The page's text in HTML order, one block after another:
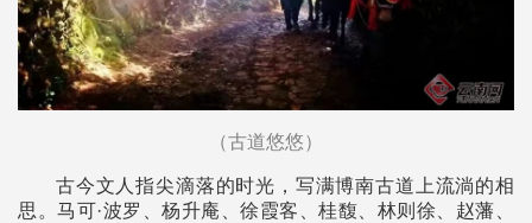
（古道悠悠）
古今文人指尖滴落的时光，写满博南古道上流淌的相
思。马可·波罗、杨升庵、徐霞客、桂馥、林则徐、赵藩、